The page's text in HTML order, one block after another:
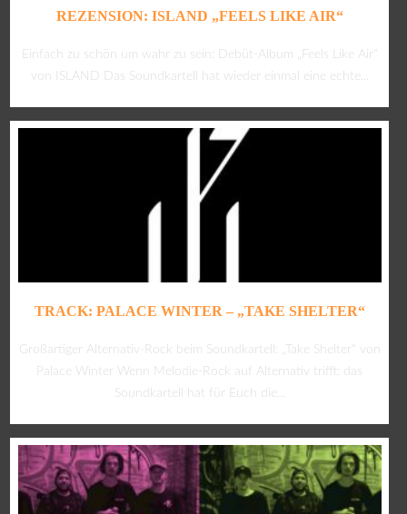
REZENSION: ISLAND „FEELS LIKE AIR“
Einfach zu schön um wahr zu sein: Debüt-Album „Feels Like Air“
von ISLAND Das Soundkartell hat wieder einmal eine echte...
TRACK: PALACE WINTER – „TAKE SHELTER“
Großartiger Alternativ-Rock beim Soundkartell: „Take Shelter“ von
Palace Winter Wenn Melodie-Rock auf Alternativ trifft: das
Soundkartell hat für Euch die...